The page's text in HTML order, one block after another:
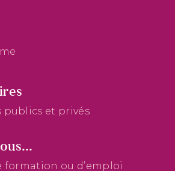
publics et privés
formation ou d’emploi